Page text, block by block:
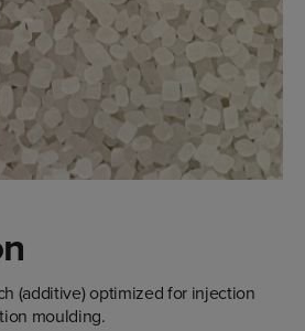
(additive) optimized for injection
moulding.